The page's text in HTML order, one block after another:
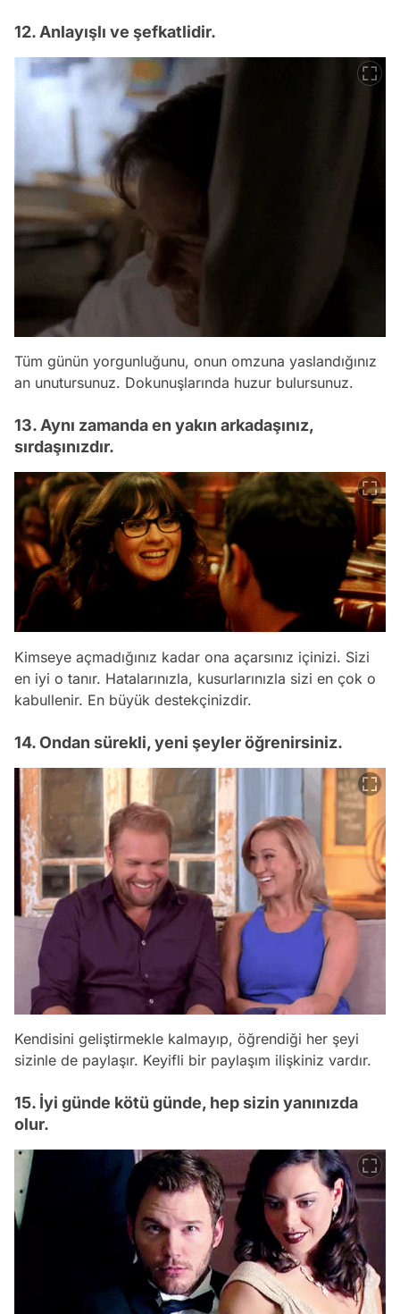
12. Anlayışlı ve şefkatlidir.
Tüm günün yorgunluğunu, onun omzuna yaslandığınız
an unutursunuz. Dokunuşlarında huzur bulursunuz.
13. Aynı zamanda en yakın arkadaşınız,
sırdaşınızdır.
Kimseye açmadığınız kadar ona açarsınız içinizi. Sizi
en iyi o tanır. Hatalarınızla, kusurlarınızla sizi en çok o
kabullenir. En büyük destekçinizdir.
14. Ondan sürekli, yeni şeyler öğrenirsiniz.
Kendisini geliştirmekle kalmayıp, öğrendiği her şeyi
sizinle de paylaşır. Keyifli bir paylaşım ilişkiniz vardır.
15. İyi günde kötü günde, hep sizin yanınızda
olur.